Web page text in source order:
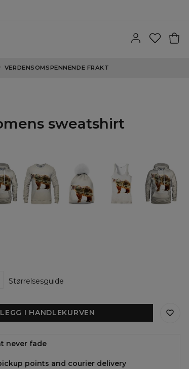
VERDENSOMSPENNENDE FRAKT
sweatshirt
Bear
Sweatshirt beanie
Bear
Tank
Top
Bear
womens
hoodie
Størrelsesguide
LEGG I HANDLEKURVEN
never fade
points and courier delivery